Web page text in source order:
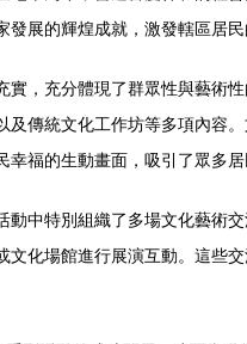
展的輝煌成就，激發轄區居
實，充分體現了群眾性與藝術
及傳統文化工作坊等多項內容
福的生動畫面，吸引了眾多居
動中特別組織了多場文化藝術
文化場館進行展演互動。這些